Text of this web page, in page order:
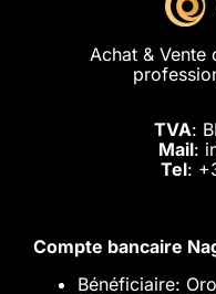
Achat & Vente
TVA:
Mail:
Tel:
Compte bancaire
Bénéficiaire: